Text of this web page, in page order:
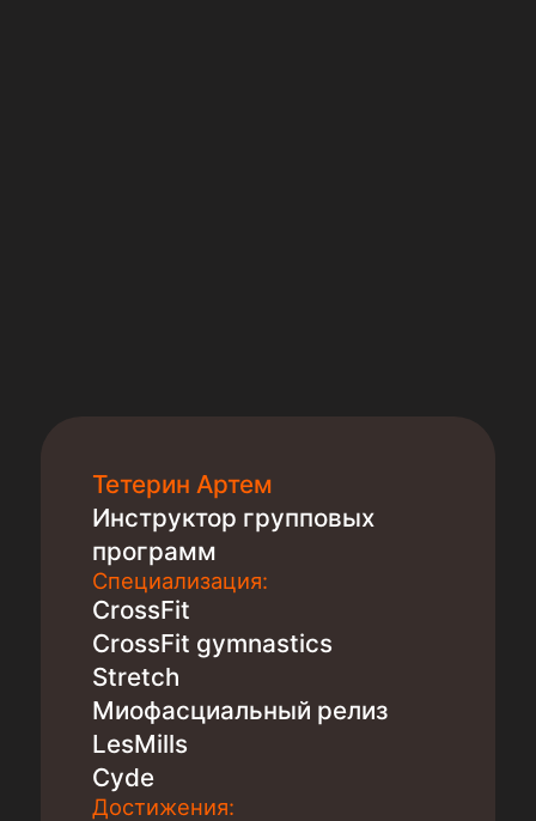
Тетерин Артем
Инструктор групповых
программ
Специализация:
CrossFit
CrossFit gymnastics
Stretch
Миофасциальный релиз
LesMills
Cyde
Достижения: